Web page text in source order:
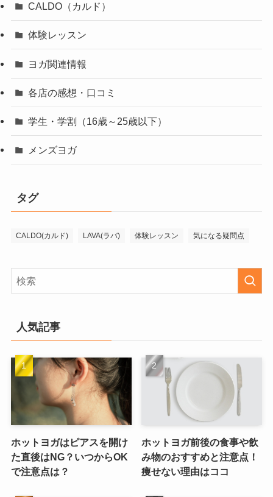
CALDO（カルド）
体験レッスン
ヨガ関連情報
各店の感想・口コミ
学生・学割（16歳～25歳以下）
メンズヨガ
タグ
CALDO(カルド) LAVA(ラバ) 体験レッスン 気になる疑問点
人気記事
ホットヨガはピアスを開け
た直後はNG？いつからOK
で注意点は？
ホットヨガ前後の食事や飲
み物のおすすめと注意点！
痩せない理由はココ